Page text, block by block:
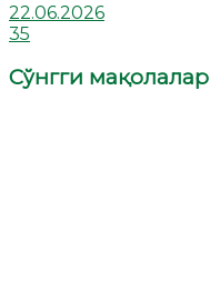
22.06.2026
35
Сўнгги мақолалар